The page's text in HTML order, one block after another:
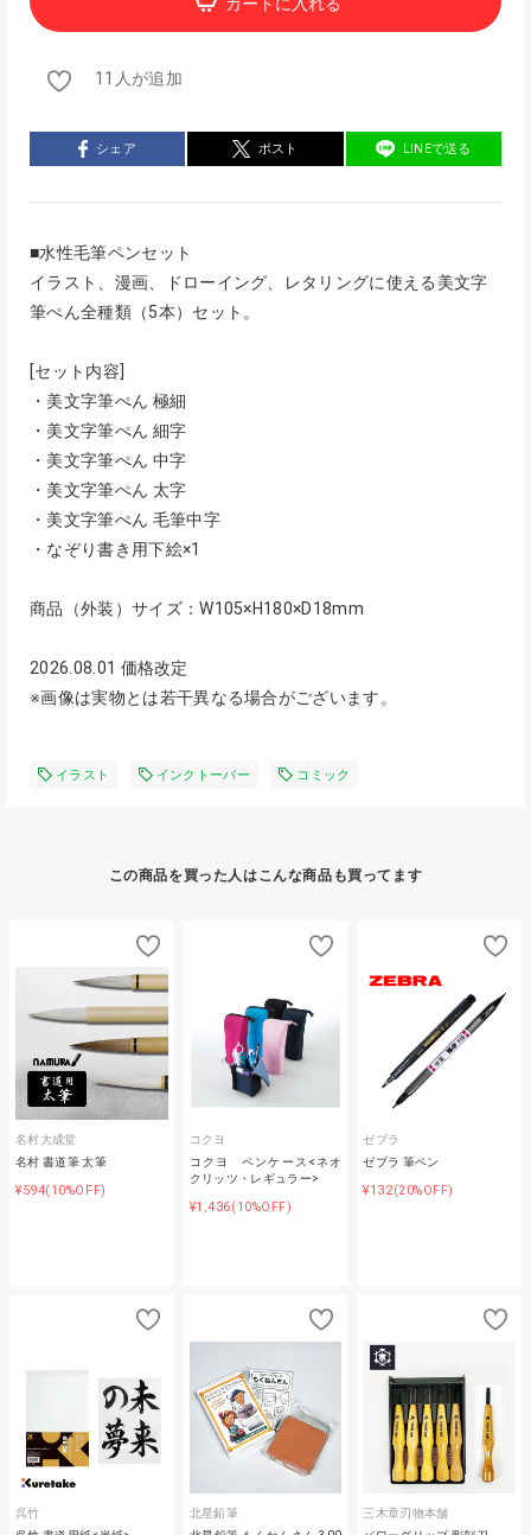
11人が追加
シェア ポスト LINEで送る
■水性毛筆ペンセット
イラスト、漫画、ドローイング、レタリングに使える美文字
筆ぺん全種類（5本）セット。
[セット内容]
・美文字筆ぺん 極細
・美文字筆ぺん 細字
・美文字筆ぺん 中字
・美文字筆ぺん 太字
・美文字筆ぺん 毛筆中字
・なぞり書き用下絵×1
商品（外装）サイズ：W105×H180×D18mm
2026.08.01 価格改定
※画像は実物とは若干異なる場合がございます。
イラスト インクトーバー コミック
この商品を買った人はこんな商品も買ってます
名村大成堂
名村 書道筆 太筆
¥594(10%OFF)
コクヨ
コクヨ ペンケース<ネオ
クリッツ・レギュラー>
¥1,436(10%OFF)
ゼブラ
ゼブラ 筆ペン
¥132(20%OFF)
呉竹
北星鉛筆
三木章刃物本舗